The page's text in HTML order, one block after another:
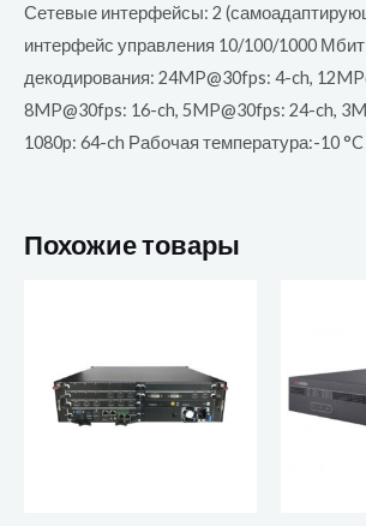
Сетевые интерфейсы: 2
интерфейс управления 10/100/1000
декодирования: 24MP@30fps: 4-ch,
8MP@30fps: 16-ch, 5MP@30fps: 24-ch,
1080p: 64-ch Рабочая температура:-10
Похожие товары